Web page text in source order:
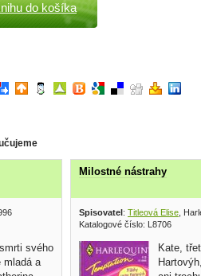
do košíka
svého
mladá a
Milostné nástrahy
Spisovatel: Titleová Elise ,
Katalogové číslo: L8706
Kate,